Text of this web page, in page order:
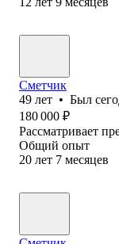
Сметчик
49 лет • Был
180 000 ₽
Рассматривает
Общий опыт
20 лет 7 месяцев